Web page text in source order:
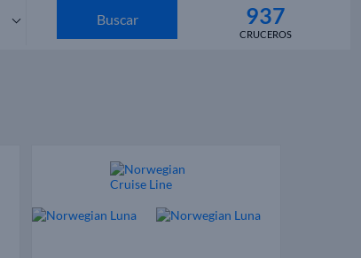
Buscar 937
CRUCEROS